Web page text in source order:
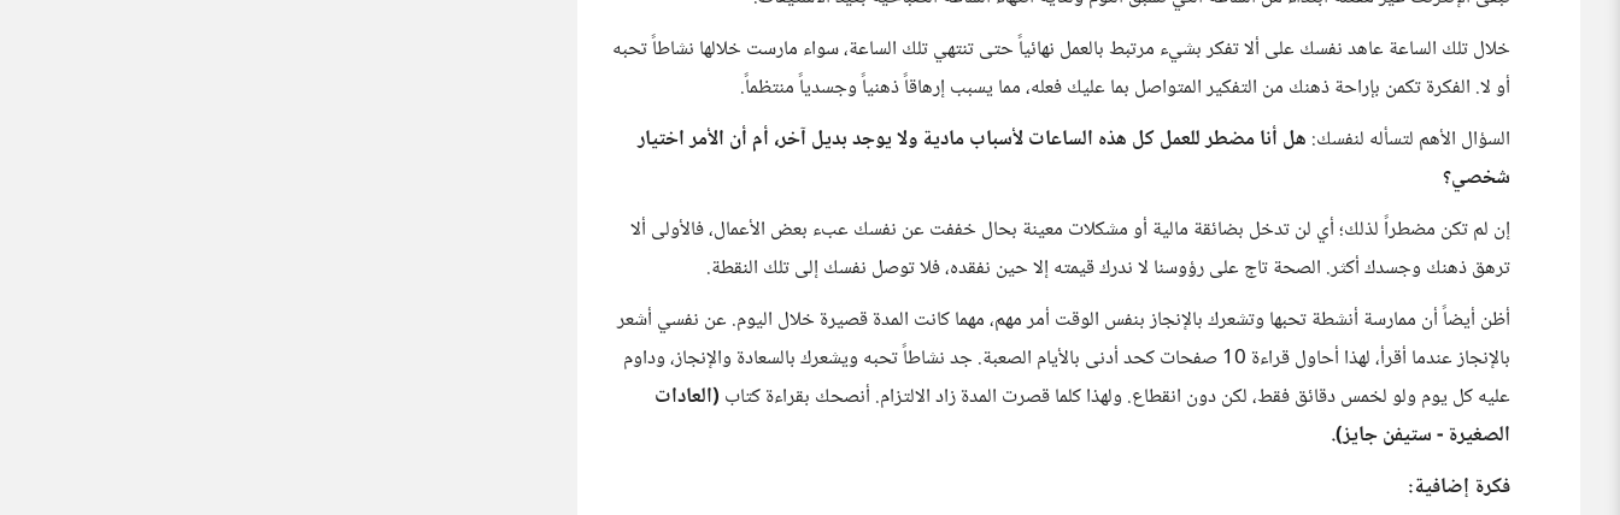
خلال تلك الساعة عاهد نفسك على ألا تفكر بشيء مرتبط بالعمل نهائياً حتى تنتهي تلك الساعة، سواء مارست خلالها نشاطاً تحبه
أو لا. الفكرة تكمن بإراحة ذهنك من التفكير المتواصل بما عليك فعله، مما يسبب إرهاقاً ذهنياً وجسدياً منتظماً.
السؤال الأهم لتسأله لنفسك: هل أنا مضطر للعمل كل هذه الساعات لأسباب مادية ولا يوجد بديل آخر، أم أن الأمر اختيار
شخصي؟
إن لم تكن مضطراً لذلك؛ أي لن تدخل بضائقة مالية أو مشكلات معينة بحال خففت عن نفسك عبء بعض الأعمال، فالأولى ألا
ترهق ذهنك وجسدك أكثر. الصحة تاج على رؤوسنا لا ندرك قيمته إلا حين نفقده، فلا توصل نفسك إلى تلك النقطة.
أظن أيضاً أن ممارسة أنشطة تحبها وتشعرك بالإنجاز بنفس الوقت أمر مهم، مهما كانت المدة قصيرة خلال اليوم. عن نفسي أشعر
بالإنجاز عندما أقرأ، لهذا أحاول قراءة 10 صفحات كحد أدنى بالأيام الصعبة. جد نشاطاً تحبه ويشعرك بالسعادة والإنجاز، وداوم
عليه كل يوم ولو لخمس دقائق فقط، لكن دون انقطاع. ولهذا كلما قصرت المدة زاد الالتزام. أنصحك بقراءة كتاب (العادات
الصغيرة - ستيفن جايز).
فكرة إضافية: